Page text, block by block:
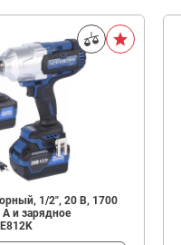
1/2", 20 В, 1700
и зарядное